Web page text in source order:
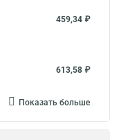
459,34 ₽
613,58 ₽
Показать больше